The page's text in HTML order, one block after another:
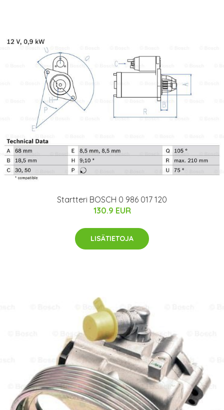
Startteri BOSCH 0 986 017 120
130.9 EUR
LISÄTIETOJA